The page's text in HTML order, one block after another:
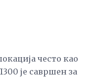
често као
је савршен за